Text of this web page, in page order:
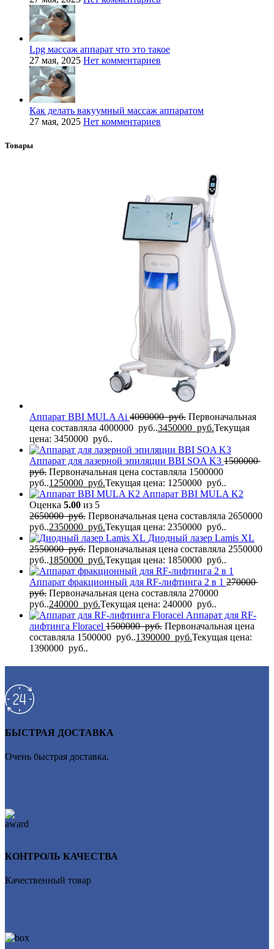
Lpg массаж аппарат что это такое
27 мая, 2025 Нет комментариев
Как делать вакуумный массаж аппаратом
27 мая, 2025 Нет комментариев
Товары
Аппарат BBI MULA Ai 4000000руб. Первоначальная
цена составляла 4000000 руб..3450000 руб.Текущая
цена: 3450000 руб..
Аппарат для лазерной эпиляции BBI SOA K3 1500000
руб. Первоначальная цена составляла 1500000
руб..1250000 руб.Текущая цена: 1250000 руб..
Аппарат BBI MULA K2
Оценка 5.00 из 5
2650000руб. Первоначальная цена составляла 2650000
руб..2350000 руб.Текущая цена: 2350000 руб..
Диодный лазер Lamis XL
2550000руб. Первоначальная цена составляла 2550000
руб..1850000 руб.Текущая цена: 1850000 руб..
Аппарат фракционный для RF-лифтинга 2 в 1 270000
руб. Первоначальная цена составляла 270000
руб..240000 руб.Текущая цена: 240000 руб..
Аппарат для RF-
лифтинга Flоrасеl 1500000руб. Первоначальная цена
составляла 1500000 руб..1390000 руб.Текущая цена:
1390000 руб..
БЫСТРАЯ ДОСТАВКА
Очень быстрая доставка.
КОНТРОЛЬ КАЧЕСТВА
Качественный товар